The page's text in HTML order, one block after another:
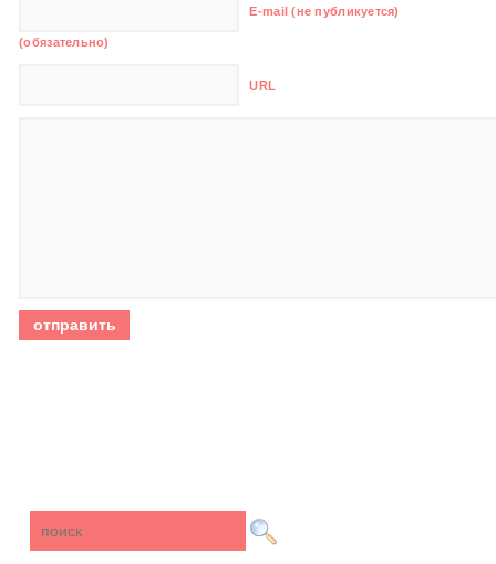
E-mail (не публикуется)
(обязательно)
URL